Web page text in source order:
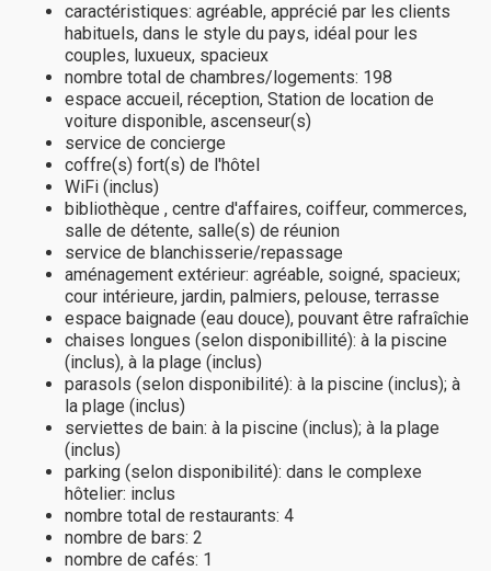
caractéristiques: agréable, apprécié par les clients
habituels, dans le style du pays, idéal pour les
couples, luxueux, spacieux
nombre total de chambres/logements: 198
espace accueil, réception, Station de location de
voiture disponible, ascenseur(s)
service de concierge
coffre(s) fort(s) de l'hôtel
WiFi (inclus)
bibliothèque , centre d'affaires, coiffeur, commerces,
salle de détente, salle(s) de réunion
service de blanchisserie/repassage
aménagement extérieur: agréable, soigné, spacieux;
cour intérieure, jardin, palmiers, pelouse, terrasse
espace baignade (eau douce), pouvant être rafraîchie
chaises longues (selon disponibillité): à la piscine
(inclus), à la plage (inclus)
parasols (selon disponibilité): à la piscine (inclus); à
la plage (inclus)
serviettes de bain: à la piscine (inclus); à la plage
(inclus)
parking (selon disponibilité): dans le complexe
hôtelier: inclus
nombre total de restaurants: 4
nombre de bars: 2
nombre de cafés: 1